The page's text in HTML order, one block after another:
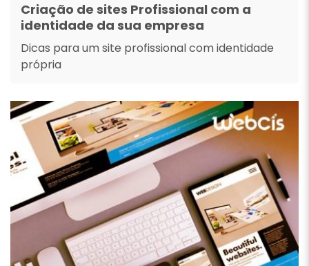
Criação de sites Profissional com a
identidade da sua empresa
Dicas para um site profissional com identidade
própria